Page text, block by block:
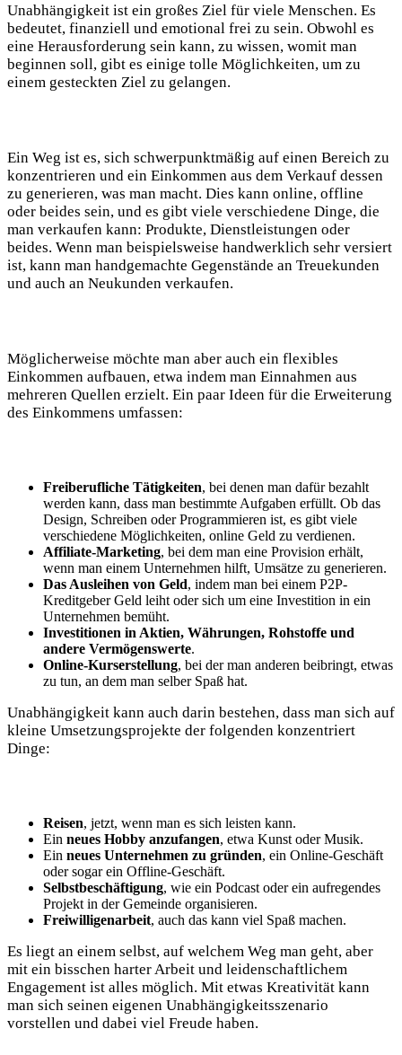
Unabhängigkeit ist ein großes Ziel für ‍viele Menschen. Es
bedeutet, finanziell ⁢und emotional frei zu ​sein. Obwohl‍ es
eine Herausforderung⁤ sein kann, ‌zu ⁢wissen, womit man
beginnen soll, gibt ⁢es einige tolle Möglichkeiten,​ um⁢ zu
einem gesteckten Ziel zu gelangen.
Ein ⁣Weg ist es, sich schwerpunktmäßig auf einen Bereich zu
konzentrieren und ein Einkommen aus dem‍ Verkauf dessen
‌zu generieren, was man macht. Dies ⁢kann‌ online, offline
oder beides‍ sein, und es gibt viele verschiedene⁤ Dinge, ⁣die
man verkaufen kann:⁢ Produkte,‌ Dienstleistungen ⁣oder
beides. Wenn man beispielsweise⁤ handwerklich‌ sehr versiert
ist, kann‌ man handgemachte Gegenstände an Treuekunden
und ‍auch an Neukunden verkaufen.
Möglicherweise möchte man aber auch‌ ein flexibles
Einkommen aufbauen, etwa ⁤indem man Einnahmen aus
mehreren Quellen erzielt. ⁢Ein paar ⁢Ideen für die Erweiterung
des​ Einkommens umfassen:
Freiberufliche Tätigkeiten, bei denen man dafür bezahlt
werden kann, ⁤dass ‍man bestimmte ⁤Aufgaben⁤ erfüllt. Ob⁣ das
Design, Schreiben oder Programmieren ist, es gibt viele
verschiedene Möglichkeiten, online Geld zu verdienen.
Affiliate-Marketing, bei dem ‌man​ eine Provision erhält,
wenn man einem Unternehmen hilft, Umsätze zu generieren.
Das Ausleihen von Geld, indem man bei einem P2P-
Kreditgeber Geld leiht oder sich um eine Investition in ein
Unternehmen bemüht.
Investitionen in Aktien, Währungen, Rohstoffe und
andere Vermögenswerte.
Online-Kurserstellung, bei der man anderen⁤ beibringt, etwas
zu⁢ tun, an dem man selber Spaß hat.
Unabhängigkeit kann auch darin bestehen, dass man sich auf
kleine Umsetzungsprojekte der folgenden konzentriert
Dinge:
Reisen, jetzt, ⁣wenn man es⁢ sich leisten kann.
Ein neues Hobby anzufangen, ​etwa⁤ Kunst ‌oder Musik.
Ein neues Unternehmen zu gründen, ein Online-Geschäft
oder ‍sogar ein ⁣Offline-Geschäft.
Selbstbeschäftigung, wie ein⁢ Podcast oder ein aufregendes
Projekt⁢ in der Gemeinde⁤ organisieren.
Freiwilligenarbeit, auch das kann viel Spaß machen.
Es liegt an einem selbst, auf welchem​ Weg man geht,⁢ aber
mit ein bisschen harter⁢ Arbeit und ‌leidenschaftlichem
Engagement ist alles möglich.‌ Mit etwas Kreativität ​kann
man sich ⁤seinen eigenen Unabhängigkeitsszenario
vorstellen und dabei viel Freude haben.